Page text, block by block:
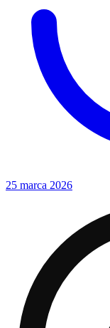
25 marca 2026